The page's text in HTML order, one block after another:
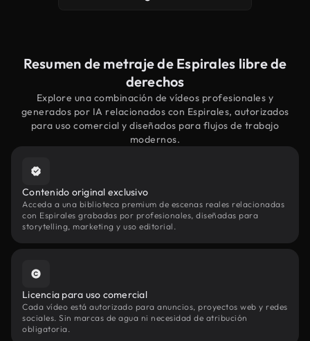
Resumen de metraje de Espirales libre de
derechos
Explore una combinación de vídeos profesionales y
generados por IA relacionados con Espirales, autorizados
para uso comercial y diseñados para flujos de trabajo
modernos.
Contenido original exclusivo
Acceda a una biblioteca premium de escenas reales relacionadas
con Espirales grabadas por profesionales, diseñadas para
storytelling, marketing y uso editorial.
Licencia para uso comercial
Cada vídeo está autorizado para anuncios, proyectos web y redes
sociales. Sin marcas de agua ni necesidad de atribución
obligatoria.